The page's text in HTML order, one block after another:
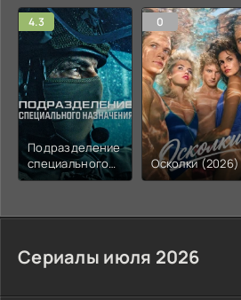
4.3
Подразделение
специального
назначения
0
Осколки (2026)
Сериалы июля 2026